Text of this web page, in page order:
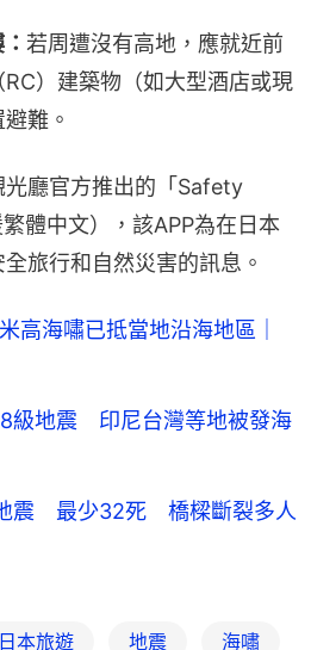
若周遭沒有高地，應就近前
）建築物（如大型酒店或現
難。
廳官方推出的「Safety
體中文），該APP為在日本
旅行和自然災害的訊息。
海嘯已抵當地沿海地區｜
級地震 印尼台灣等地被發海
震 最少32死 橋樑斷裂多人
日本旅遊 地震 海嘯